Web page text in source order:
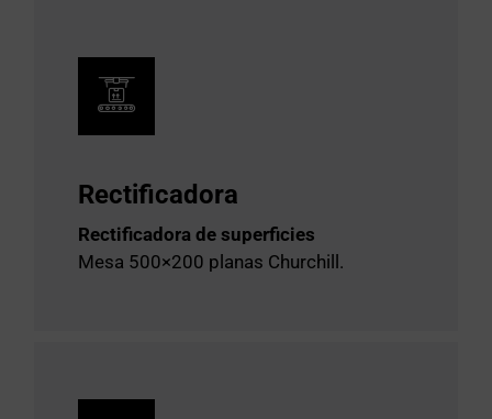
Rectificadora
Rectificadora de superficies
Mesa 500×200 planas Churchill.